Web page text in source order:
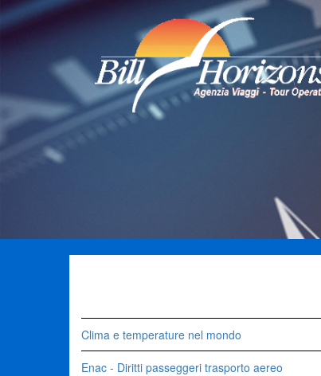
Clima e temperature nel mondo
Enac - Diritti passeggeri trasporto aereo